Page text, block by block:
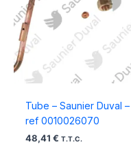
Tube – Saunier Duval –
ref 0010026070
48,41 € T.T.C.